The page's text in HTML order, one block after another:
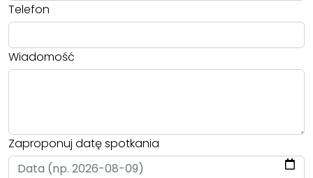
Telefon
Wiadomość
Zaproponuj datę spotkania